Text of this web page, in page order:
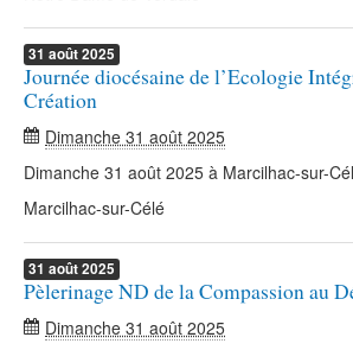
31 août2025
Journée diocésaine de l’Ecologie
Création
Dimanche 31 août 2025
Dimanche 31 août 2025 à Marcilhac-sur-
Marcilhac-sur-Célé
31 août2025
Pèlerinage ND de la Compassion au
Dimanche 31 août 2025